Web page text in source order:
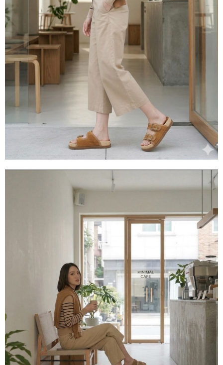
【注意事項】
１．透過由恩沛科技股份有限公司提供之「AFTEE先享後付」服務完成之交
易，需依本服務之必要範圍內提供個人資料，並將交易相關給付款項請求債
權轉讓予恩沛科技股份有限公司。
２．關於個人資料處理事宜，請瀏覽以下網址：
https://aftee.tw/terms/#terms3
３．未成年的使用者請事先徵得法定代理人或監護人之同意方可使用
「AFTEE先享後付」，若未經同意申辦者引起之損失，本公司不負相關責
４．使用「AFTEE先享後付」時，將依據個別帳號之用戶狀況，依本公司即
時審查核予不同之上限額度；若仍有額度不足之情形，本公司將視審查結果
５．嚴禁一人註冊多個帳號或使用他人資訊註冊。若發現惡意使用之情形，
恩沛科技股份有限公司將有權停止該用戶之使用額度並採取法律行動。
每筆NT$60，滿NT$800(含以上)免運費
外島宅配
每筆NT$255
國際配送